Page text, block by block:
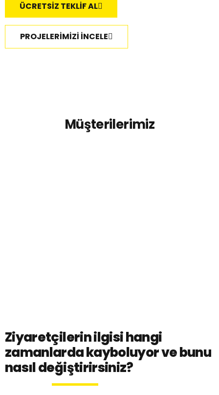
ÜCRETSİZ TEKLİF AL
PROJELERİMİZİ İNCELE
Müşterilerimiz
Ziyaretçilerin ilgisi hangi
zamanlarda kayboluyor ve bunu
nasıl değiştirirsiniz?